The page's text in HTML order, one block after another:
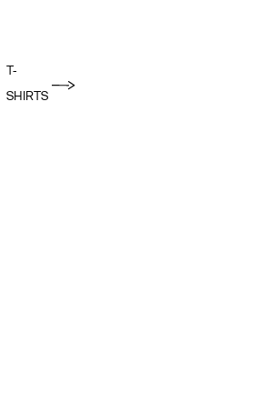
T-
SHIRTS